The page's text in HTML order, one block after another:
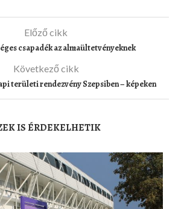
Előző cikk
csapadék az almaültetvényeknek
Következő cikk
területi rendezvény Szepsiben – képeken
IS ÉRDEKELHETIK